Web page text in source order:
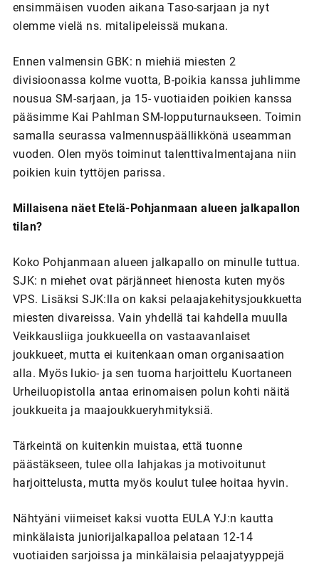
ensimmäisen vuoden aikana Taso-sarjaan ja nyt
olemme vielä ns. mitalipeleissä mukana.
Ennen valmensin GBK: n miehiä miesten 2
divisioonassa kolme vuotta, B-poikia kanssa juhlimme
nousua SM-sarjaan, ja 15- vuotiaiden poikien kanssa
pääsimme Kai Pahlman SM-lopputurnaukseen. Toimin
samalla seurassa valmennuspäällikkönä useamman
vuoden. Olen myös toiminut talenttivalmentajana niin
poikien kuin tyttöjen parissa.
Millaisena näet Etelä-Pohjanmaan alueen jalkapallon
tilan?
Koko Pohjanmaan alueen jalkapallo on minulle tuttua.
SJK: n miehet ovat pärjänneet hienosta kuten myös
VPS. Lisäksi SJK:lla on kaksi pelaajakehitysjoukkuetta
miesten divareissa. Vain yhdellä tai kahdella muulla
Veikkausliiga joukkueella on vastaavanlaiset
joukkueet, mutta ei kuitenkaan oman organisaation
alla. Myös lukio- ja sen tuoma harjoittelu Kuortaneen
Urheiluopistolla antaa erinomaisen polun kohti näitä
joukkueita ja maajoukkueryhmityksiä.
Tärkeintä on kuitenkin muistaa, että tuonne
päästäkseen, tulee olla lahjakas ja motivoitunut
harjoittelusta, mutta myös koulut tulee hoitaa hyvin.
Nähtyäni viimeiset kaksi vuotta EULA YJ:n kautta
minkälaista juniorijalkapalloa pelataan 12-14
vuotiaiden sarjoissa ja minkälaisia pelaajatyyppejä